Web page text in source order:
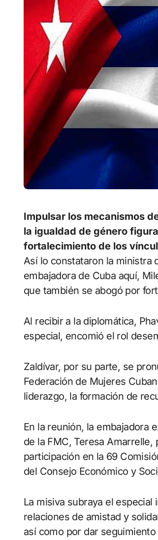
Impulsar los mecanismos
la igualdad de género
fortalecimiento de los
Así lo constataron la ministra de Asuntos de la Mujer de Cambodia, Kantha Phavi, y la
embajadora de Cuba aquí,
que también se abogó por
Al recibir a la diplomática,
especial, encomió el rol
Zaldívar, por su parte, se
Federación de Mujeres
liderazgo, la formación de
En la reunión, la embajadora
de la FMC, Teresa
participación en la 69
del Consejo Económico y
La misiva subraya el
relaciones de amistad y
así como por dar